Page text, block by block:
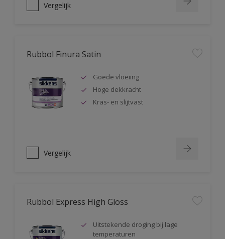
Vergelijk
Rubbol Finura Satin
Goede vloeiing
Hoge dekkracht
Kras- en slijtvast
Vergelijk
Rubbol Express High Gloss
Uitstekende droging bij lage
temperaturen